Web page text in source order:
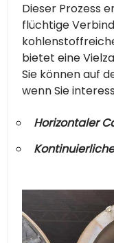
Dieser Prozess
flüchtige
bietet eine
Sie können auf
wenn Sie
Horizontaler